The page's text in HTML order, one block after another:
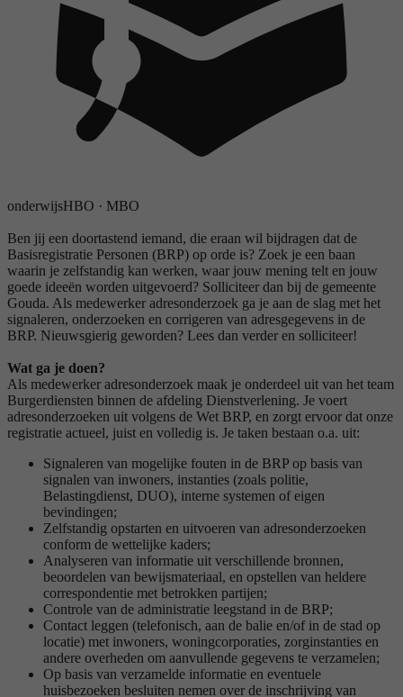
onderwijsHBO · MBO
Ben jij een doortastend iemand, die eraan wil bijdragen dat de
Basisregistratie Personen (BRP) op orde is? Zoek je een baan
waarin je zelfstandig kan werken, waar jouw mening telt en jouw
goede ideeën worden uitgevoerd? Solliciteer dan bij de gemeente
Gouda. Als medewerker adresonderzoek ga je aan de slag met het
signaleren, onderzoeken en corrigeren van adresgegevens in de
BRP. Nieuwsgierig geworden? Lees dan verder en solliciteer!
Wat ga je doen?
Als medewerker adresonderzoek maak je onderdeel uit van het team
Burgerdiensten binnen de afdeling Dienstverlening. Je voert
adresonderzoeken uit volgens de Wet BRP, en zorgt ervoor dat onze
registratie actueel, juist en volledig is. Je taken bestaan o.a. uit:
Signaleren van mogelijke fouten in de BRP op basis van
signalen van inwoners, instanties (zoals politie,
Belastingdienst, DUO), interne systemen of eigen
bevindingen;
Zelfstandig opstarten en uitvoeren van adresonderzoeken
conform de wettelijke kaders;
Analyseren van informatie uit verschillende bronnen,
beoordelen van bewijsmateriaal, en opstellen van heldere
correspondentie met betrokken partijen;
Controle van de administratie leegstand in de BRP;
Contact leggen (telefonisch, aan de balie en/of in de stad op
locatie) met inwoners, woningcorporaties, zorginstanties en
andere overheden om aanvullende gegevens te verzamelen;
Op basis van verzamelde informatie en eventuele
huisbezoeken besluiten nemen over de inschrijving van